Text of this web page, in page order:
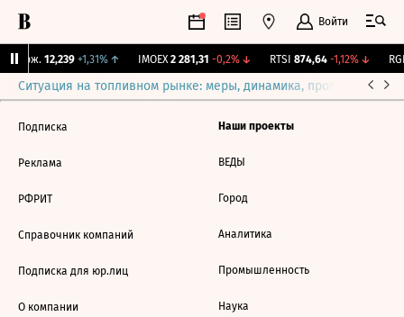
Войти
Бирж. 12,239 +1,31%↑ IMOEX 2 281,31 -0,2%↓ RTSI 874,64 -1,12%↓
Ситуация на топливном рынке: меры, динамика, прогнозы
Подписка
Реклама
РФРИТ
Справочник компаний
Подписка для юр.лиц
О компании
Наши проекты
ВЕДЫ
Город
Аналитика
Промышленность
Наука